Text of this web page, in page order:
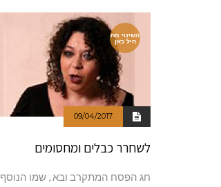
השינוי מת
חיל כאן
09/04/2017
לשחרר כבלים ומחסומים
חג הפסח המתקרב ובא , שמו הנוסף